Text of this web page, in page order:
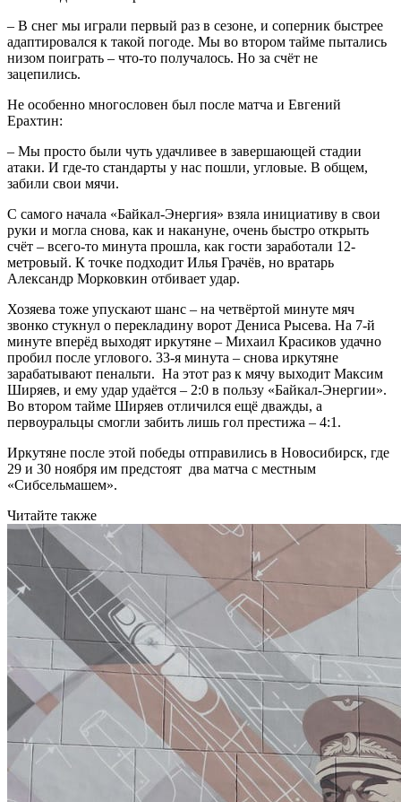
– В снег мы играли первый раз в сезоне, и соперник быстрее
адаптировался к такой погоде. Мы во втором тайме пытались
низом поиграть – что-то получалось. Но за счёт не
зацепились.
Не особенно многословен был после матча и Евгений
Ерахтин:
– Мы просто были чуть удачливее в завершающей стадии
атаки. И где-то стандарты у нас пошли, угловые. В общем,
забили свои мячи.
С самого начала «Байкал-Энергия» взяла инициативу в свои
руки и могла снова, как и накануне, очень быстро открыть
счёт – всего-то минута прошла, как гости заработали 12-
метровый. К точке подходит Илья Грачёв, но вратарь
Александр Морковкин отбивает удар.
Хозяева тоже упускают шанс – на четвёртой минуте мяч
звонко стукнул о перекладину ворот Дениса Рысева. На 7-й
минуте вперёд выходят иркутяне – Михаил Красиков удачно
пробил после углового. 33-я минута – снова иркутяне
зарабатывают пенальти. На этот раз к мячу выходит Максим
Ширяев, и ему удар удаётся – 2:0 в пользу «Байкал-Энергии».
Во втором тайме Ширяев отличился ещё дважды, а
первоуральцы смогли забить лишь гол престижа – 4:1.
Иркутяне после этой победы отправились в Новосибирск, где
29 и 30 ноября им предстоят два матча с местным
«Сибсельмашем».
Читайте также